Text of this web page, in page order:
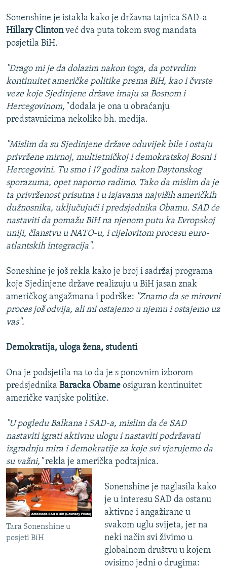
Sonenshine je istakla kako je državna tajnica SAD-a
Hillary Clintonveć dva puta tokom svog mandata
posjetila BiH.
"Drago mi je da dolazim nakon toga, da potvrdim
kontinuitet američke politike prema BiH, kao i čvrste
veze koje Sjedinjene države imaju sa Bosnom i
Hercegovinom,"dodala je ona u obraćanju
predstavnicima nekoliko bh. medija.
"Mislim da su Sjedinjene države oduvijek bile i ostaju
privržene mirnoj, multietničkoj i demokratskoj Bosni i
Hercegovini. Tu smo i 17 godina nakon Daytonskog
sporazuma, opet naporno radimo. Tako da mislim da je
ta privrženost prisutna i u izjavama najviših američkih
dužnosnika, uključujući i predsjednika Obamu. SAD će
nastaviti da pomažu BiH na njenom putu ka Evropskoj
uniji, članstvu u NATO-u, i cijelovitom procesu euro-
atlantskih integracija".
Soneshine je još rekla kako je broj i sadržaj programa
koje Sjedinjene države realizuju u BiH jasan znak
američkog angažmana i podrške: "Znamo da se mirovni
proces još odvija, ali mi ostajemo u njemu i ostajemo uz
vas".
Demokratija, uloga žena, studenti
Ona je podsjetila na to da je s ponovnim izborom
predsjednika Baracka Obame osiguran kontinuitet
američke vanjske politike.
"U pogledu Balkana i SAD-a, mislim da će SAD
nastaviti igrati aktivnu ulogu i nastaviti podržavati
izgradnju mira i demokratije za koje svi vjerujemo da
su važni,"rekla je američka podtajnica.
Tara Sonenshine u
posjeti BiH
Sonenshine je naglasila kako
je u interesu SAD da ostanu
aktivne i angažirane u
svakom uglu svijeta, jer na
neki način svi živimo u
globalnom društvu u kojem
ovisimo jedni o drugima: